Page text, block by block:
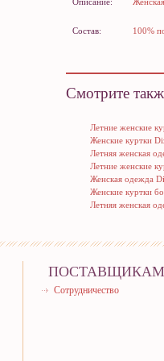
Состав: 100%
Смотрите
Летние женские
Женские куртки
Летняя женская
Летние женские
Женская одежда
Женские куртки
Летняя женская
ПОСТАВЩИКАМ
Сотрудничество